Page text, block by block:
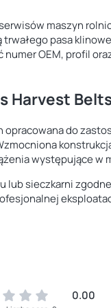
maszyn
pasa
OEM, profil
Harvest
do
występujące w
lub sieczkarni
0.00